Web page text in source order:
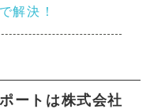
解決！
ートは株式会社